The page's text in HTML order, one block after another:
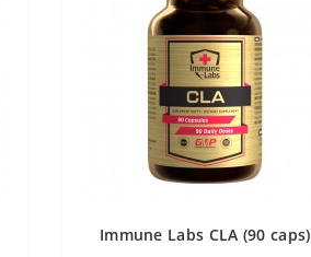
Immune Labs CLA (90 caps)